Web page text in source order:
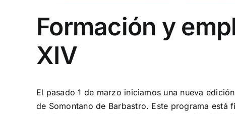
Formación y
XIV
El pasado 1 de marzo iniciamos una nueva
de Somontano de Barbastro. Este programa